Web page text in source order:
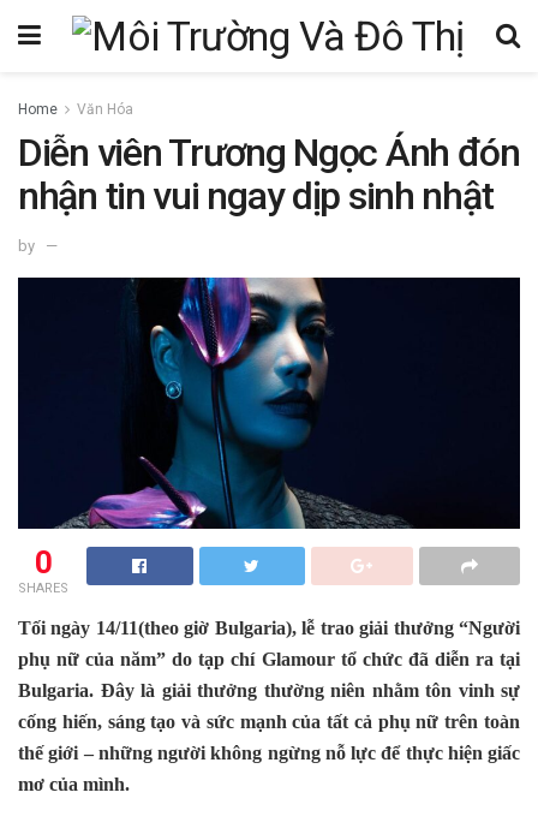
Home Văn Hóa
Diễn viên Trương Ngọc Ánh đón
nhận tin vui ngay dịp sinh nhật
by
0
SHARES
Tối ngày 14/11(theo giờ Bulgaria), lễ trao giải thưởng “Người
phụ nữ của năm” do tạp chí Glamour tổ chức đã diễn ra tại
Bulgaria. Đây là giải thưởng thường niên nhằm tôn vinh sự
cống hiến, sáng tạo và sức mạnh của tất cả phụ nữ trên toàn
thế giới – những người không ngừng nỗ lực để thực hiện giấc
mơ của mình.